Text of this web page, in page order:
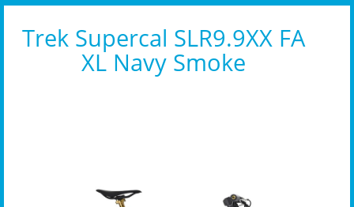
Trek Supercal SLR9.9XX FA
XL Navy Smoke